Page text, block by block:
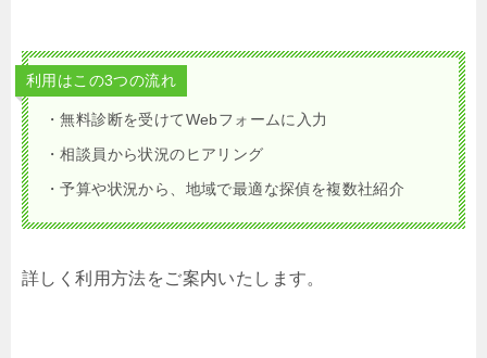
利用はこの3つの流れ
・無料診断を受けてWebフォームに入力
・相談員から状況のヒアリング
・予算や状況から、地域で最適な探偵を複数社紹介
詳しく利用方法をご案内いたします。